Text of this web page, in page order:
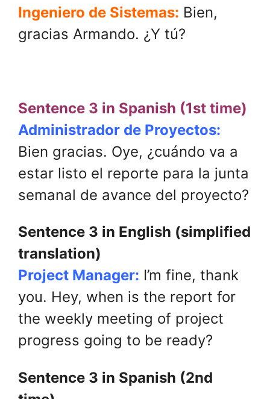
Ingeniero de Sistemas: Bien,
gracias Armando. ¿Y tú?
Sentence 3 in Spanish (1st time)
Administrador de Proyectos:
Bien gracias. Oye, ¿cuándo va a
estar listo el reporte para la junta
semanal de avance del proyecto?
Sentence 3 in English (simplified
translation)
Project Manager: I’m fine, thank
you. Hey, when is the report for
the weekly meeting of project
progress going to be ready?
Sentence 3 in Spanish (2nd